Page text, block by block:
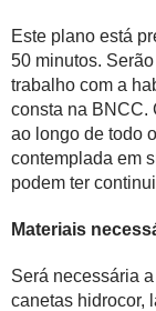
Este plano está
50 minutos.
trabalho com a
consta na BNCC.
ao longo de todo
contemplada em
podem ter
Materiais
Será necessária
canetas hidrocor,